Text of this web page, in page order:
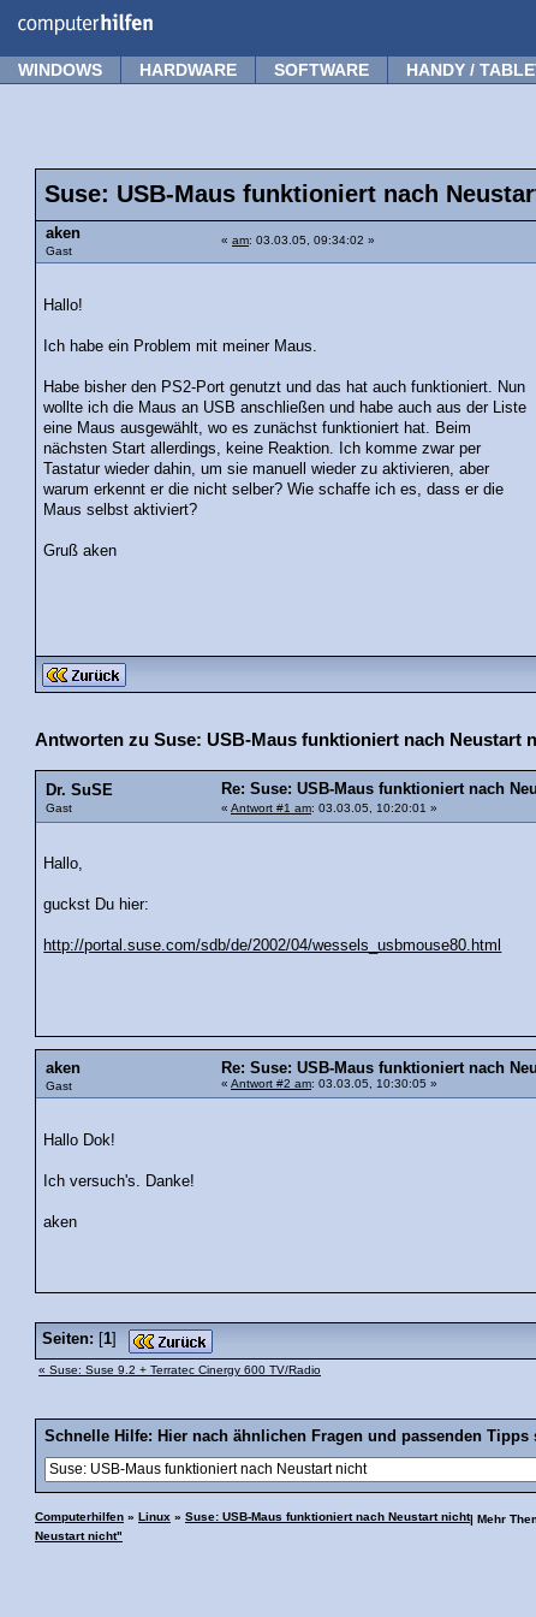
WINDOWS HARDWARE SOFTWARE HANDY /
Suse: USB-Maus funktioniert nach
aken
Gast
« am: 03.03.05, 09:34:02 »
Hallo!
Ich habe ein Problem mit meiner Maus.
Habe bisher den PS2-Port genutzt und das hat auch funktioniert. Nun
wollte ich die Maus an USB anschließen und habe auch aus der Liste
eine Maus ausgewählt, wo es zunächst funktioniert hat. Beim
nächsten Start allerdings, keine Reaktion. Ich komme zwar per
Tastatur wieder dahin, um sie manuell wieder zu aktivieren, aber
warum erkennt er die nicht selber? Wie schaffe ich es, dass er die
Maus selbst aktiviert?
Gruß aken
Antworten zu Suse: USB-Maus funktioniert nach Neustart
Dr. SuSE
Gast
Re: Suse: USB-Maus funktioniert nach
« Antwort #1 am: 03.03.05, 10:20:01 »
Hallo,
guckst Du hier:
http://portal.suse.com/sdb/de/2002/04/wessels_usbmouse80.html
aken
Gast
Re: Suse: USB-Maus funktioniert nach
« Antwort #2 am: 03.03.05, 10:30:05 »
Hallo Dok!
Ich versuch's. Danke!
aken
Seiten: [1]
« Suse: Suse 9.2 + Terratec Cinergy 600 TV/Radio
Schnelle Hilfe: Hier nach ähnlichen Fragen und passenden Tipps
Computerhilfen » Linux » Suse: USB-Maus funktioniert nach Neustart nicht| Mehr
Neustart nicht"